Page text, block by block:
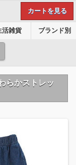
カートを見る
活雑貨 ブランド別
らかストレッ